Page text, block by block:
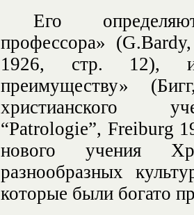
Его
профессора»
1926, стр. 12),
преимуществу»
христианского
“Patrologie”, Freiburg
нового учения
разнообразных
которые были богато